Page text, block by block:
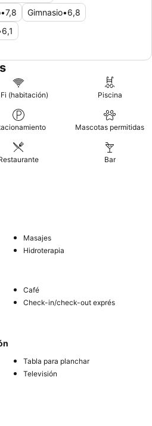
•7,8 Gimnasio•6,8
6,1
(habitación) Piscina
Mascotas permitidas
Bar
Masajes
Hidroterapia
Café
Check-in/check-out exprés
Tabla para planchar
Televisión